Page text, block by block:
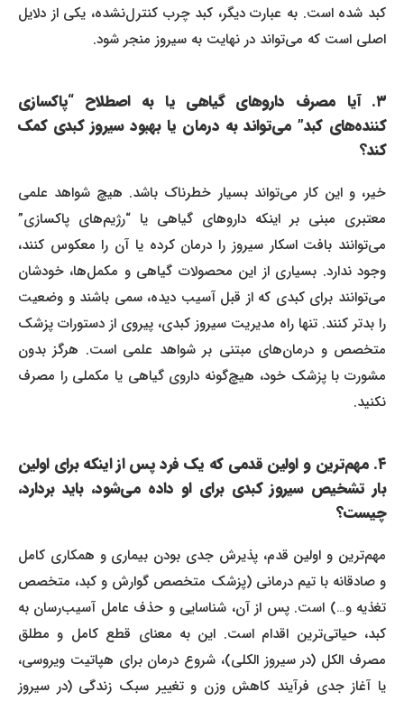
کبد شده است. به عبارت دیگر، کبد چرب کنترل‌نشده، یکی از دلایل
اصلی است که می‌تواند در نهایت به سیروز منجر شود.
۳. آیا مصرف داروهای گیاهی یا به اصطلاح “پاکسازی
کننده‌های کبد” می‌تواند به درمان یا بهبود سیروز کبدی کمک
کند؟
خیر، و این کار می‌تواند بسیار خطرناک باشد. هیچ شواهد علمی
معتبری مبنی بر اینکه داروهای گیاهی یا “رژیم‌های پاکسازی”
می‌توانند بافت اسکار سیروز را درمان کرده یا آن را معکوس کنند،
وجود ندارد. بسیاری از این محصولات گیاهی و مکمل‌ها، خودشان
می‌توانند برای کبدی که از قبل آسیب دیده، سمی باشند و وضعیت
را بدتر کنند. تنها راه مدیریت سیروز کبدی، پیروی از دستورات پزشک
متخصص و درمان‌های مبتنی بر شواهد علمی است. هرگز بدون
مشورت با پزشک خود، هیچ‌گونه داروی گیاهی یا مکملی را مصرف
نکنید.
۴. مهم‌ترین و اولین قدمی که یک فرد پس از اینکه برای اولین
بار تشخیص سیروز کبدی برای او داده می‌شود، باید بردارد،
چیست؟
مهم‌ترین و اولین قدم، پذیرش جدی بودن بیماری و همکاری کامل
و صادقانه با تیم درمانی (پزشک متخصص گوارش و کبد، متخصص
تغذیه و…) است. پس از آن، شناسایی و حذف عامل آسیب‌رسان به
کبد، حیاتی‌ترین اقدام است. این به معنای قطع کامل و مطلق
مصرف الکل (در سیروز الکلی)، شروع درمان برای هپاتیت ویروسی،
یا آغاز جدی فرآیند کاهش وزن و تغییر سبک زندگی (در سیروز